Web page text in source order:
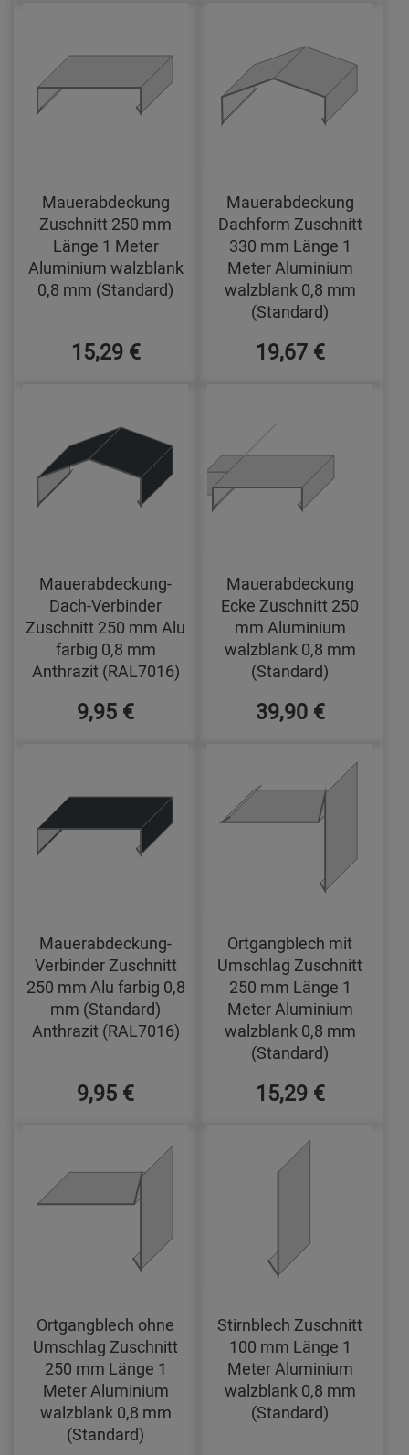
Mauerabdeckung
Zuschnitt 250 mm
Länge 1 Meter
Aluminium walzblank
0,8 mm (Standard)
15,29 €
Mauerabdeckung
Dachform Zuschnitt
330 mm Länge 1
Meter Aluminium
walzblank 0,8 mm
(Standard)
19,67 €
Mauerabdeckung-
Dach-Verbinder
Zuschnitt 250 mm Alu
farbig 0,8 mm
Anthrazit (RAL7016)
9,95 €
Mauerabdeckung
Ecke Zuschnitt 250
mm Aluminium
walzblank 0,8 mm
(Standard)
39,90 €
Mauerabdeckung-
Verbinder Zuschnitt
250 mm Alu farbig 0,8
mm (Standard)
Anthrazit (RAL7016)
9,95 €
Ortgangblech mit
Umschlag Zuschnitt
250 mm Länge 1
Meter Aluminium
walzblank 0,8 mm
(Standard)
15,29 €
Ortgangblech ohne
Umschlag Zuschnitt
250 mm Länge 1
Meter Aluminium
walzblank 0,8 mm
(Standard)
Stirnblech Zuschnitt
100 mm Länge 1
Meter Aluminium
walzblank 0,8 mm
(Standard)